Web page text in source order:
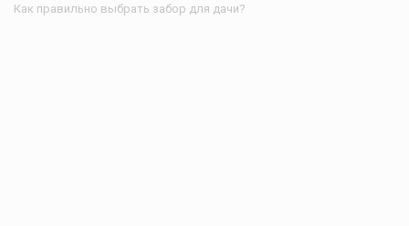
Как правильно выбрать забор для дачи?